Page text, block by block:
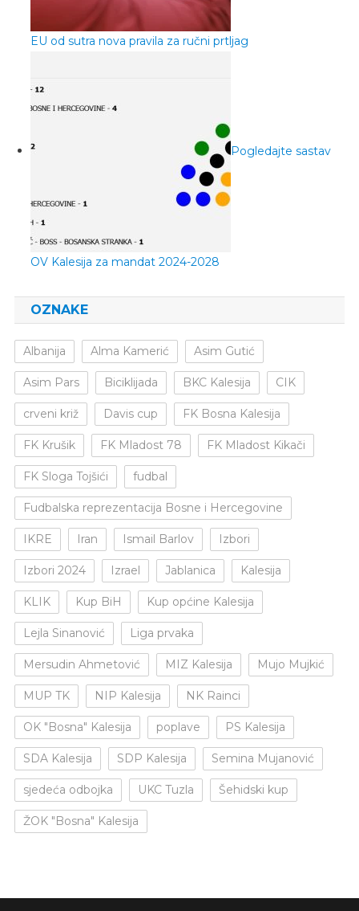
EU od sutra nova pravila za ručni prtljag
Pogledajte sastav
OV Kalesija za mandat 2024-2028
OZNAKE
Albanija Alma Kamerić Asim Gutić
Asim Pars Biciklijada BKC Kalesija CIK
crveni križ Davis cup FK Bosna Kalesija
FK Krušik FK Mladost 78 FK Mladost Kikači
FK Sloga Tojšići fudbal
Fudbalska reprezentacija Bosne i Hercegovine
IKRE Iran Ismail Barlov Izbori
Izbori 2024 Izrael Jablanica Kalesija
KLIK Kup BiH Kup općine Kalesija
Lejla Sinanović Liga prvaka
Mersudin Ahmetović MIZ Kalesija Mujo Mujkić
MUP TK NIP Kalesija NK Rainci
OK "Bosna" Kalesija poplave PS Kalesija
SDA Kalesija SDP Kalesija Semina Mujanović
sjedeća odbojka UKC Tuzla Šehidski kup
ŽOK "Bosna" Kalesija